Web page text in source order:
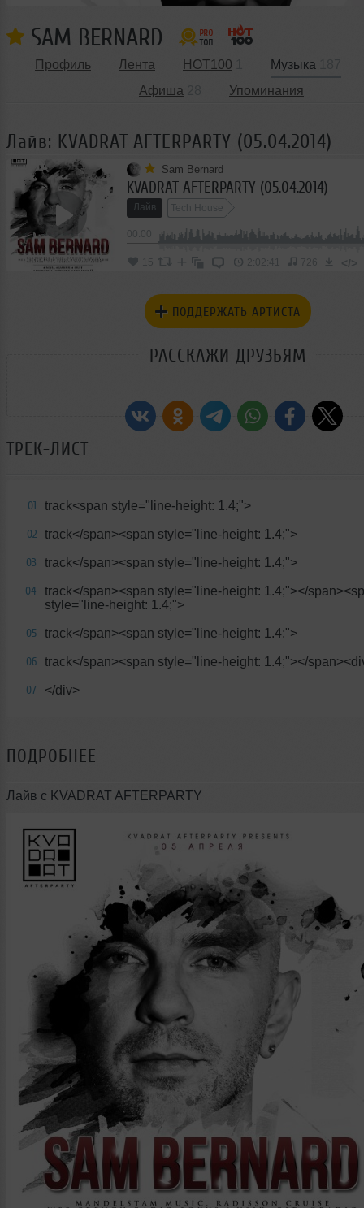
SAM BERNARD
Профиль Лента HOT100 Музыка
Афиша
Упоминания
Лайв: KVADRAT AFTERPARTY (05.04.2014)
Sam Bernard
KVADRAT AFTERPARTY (05.04.2014)
Лайв Tech House
15 2:02:41 726 </>
ПОДДЕРЖАТЬ АРТИСТА
РАССКАЖИ ДРУЗЬЯМ
ТРЕК-ЛИСТ
01 track<span style="line-height: 1.4;">
02 track</span><span style="line-height: 1.4;">
03 track</span><span style="line-height: 1.4;">
04
track</span><span style="line-height: 1.4;"></
style="line-height: 1.4;">
05 track</span><span style="line-height: 1.4;">
06 track</span><span style="line-height: 1.4;"></
07 </div>
ПОДРОБНЕЕ
Лайв с KVADRAT AFTERPARTY